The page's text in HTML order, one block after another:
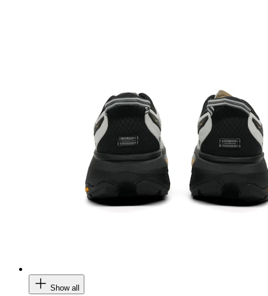
Show all